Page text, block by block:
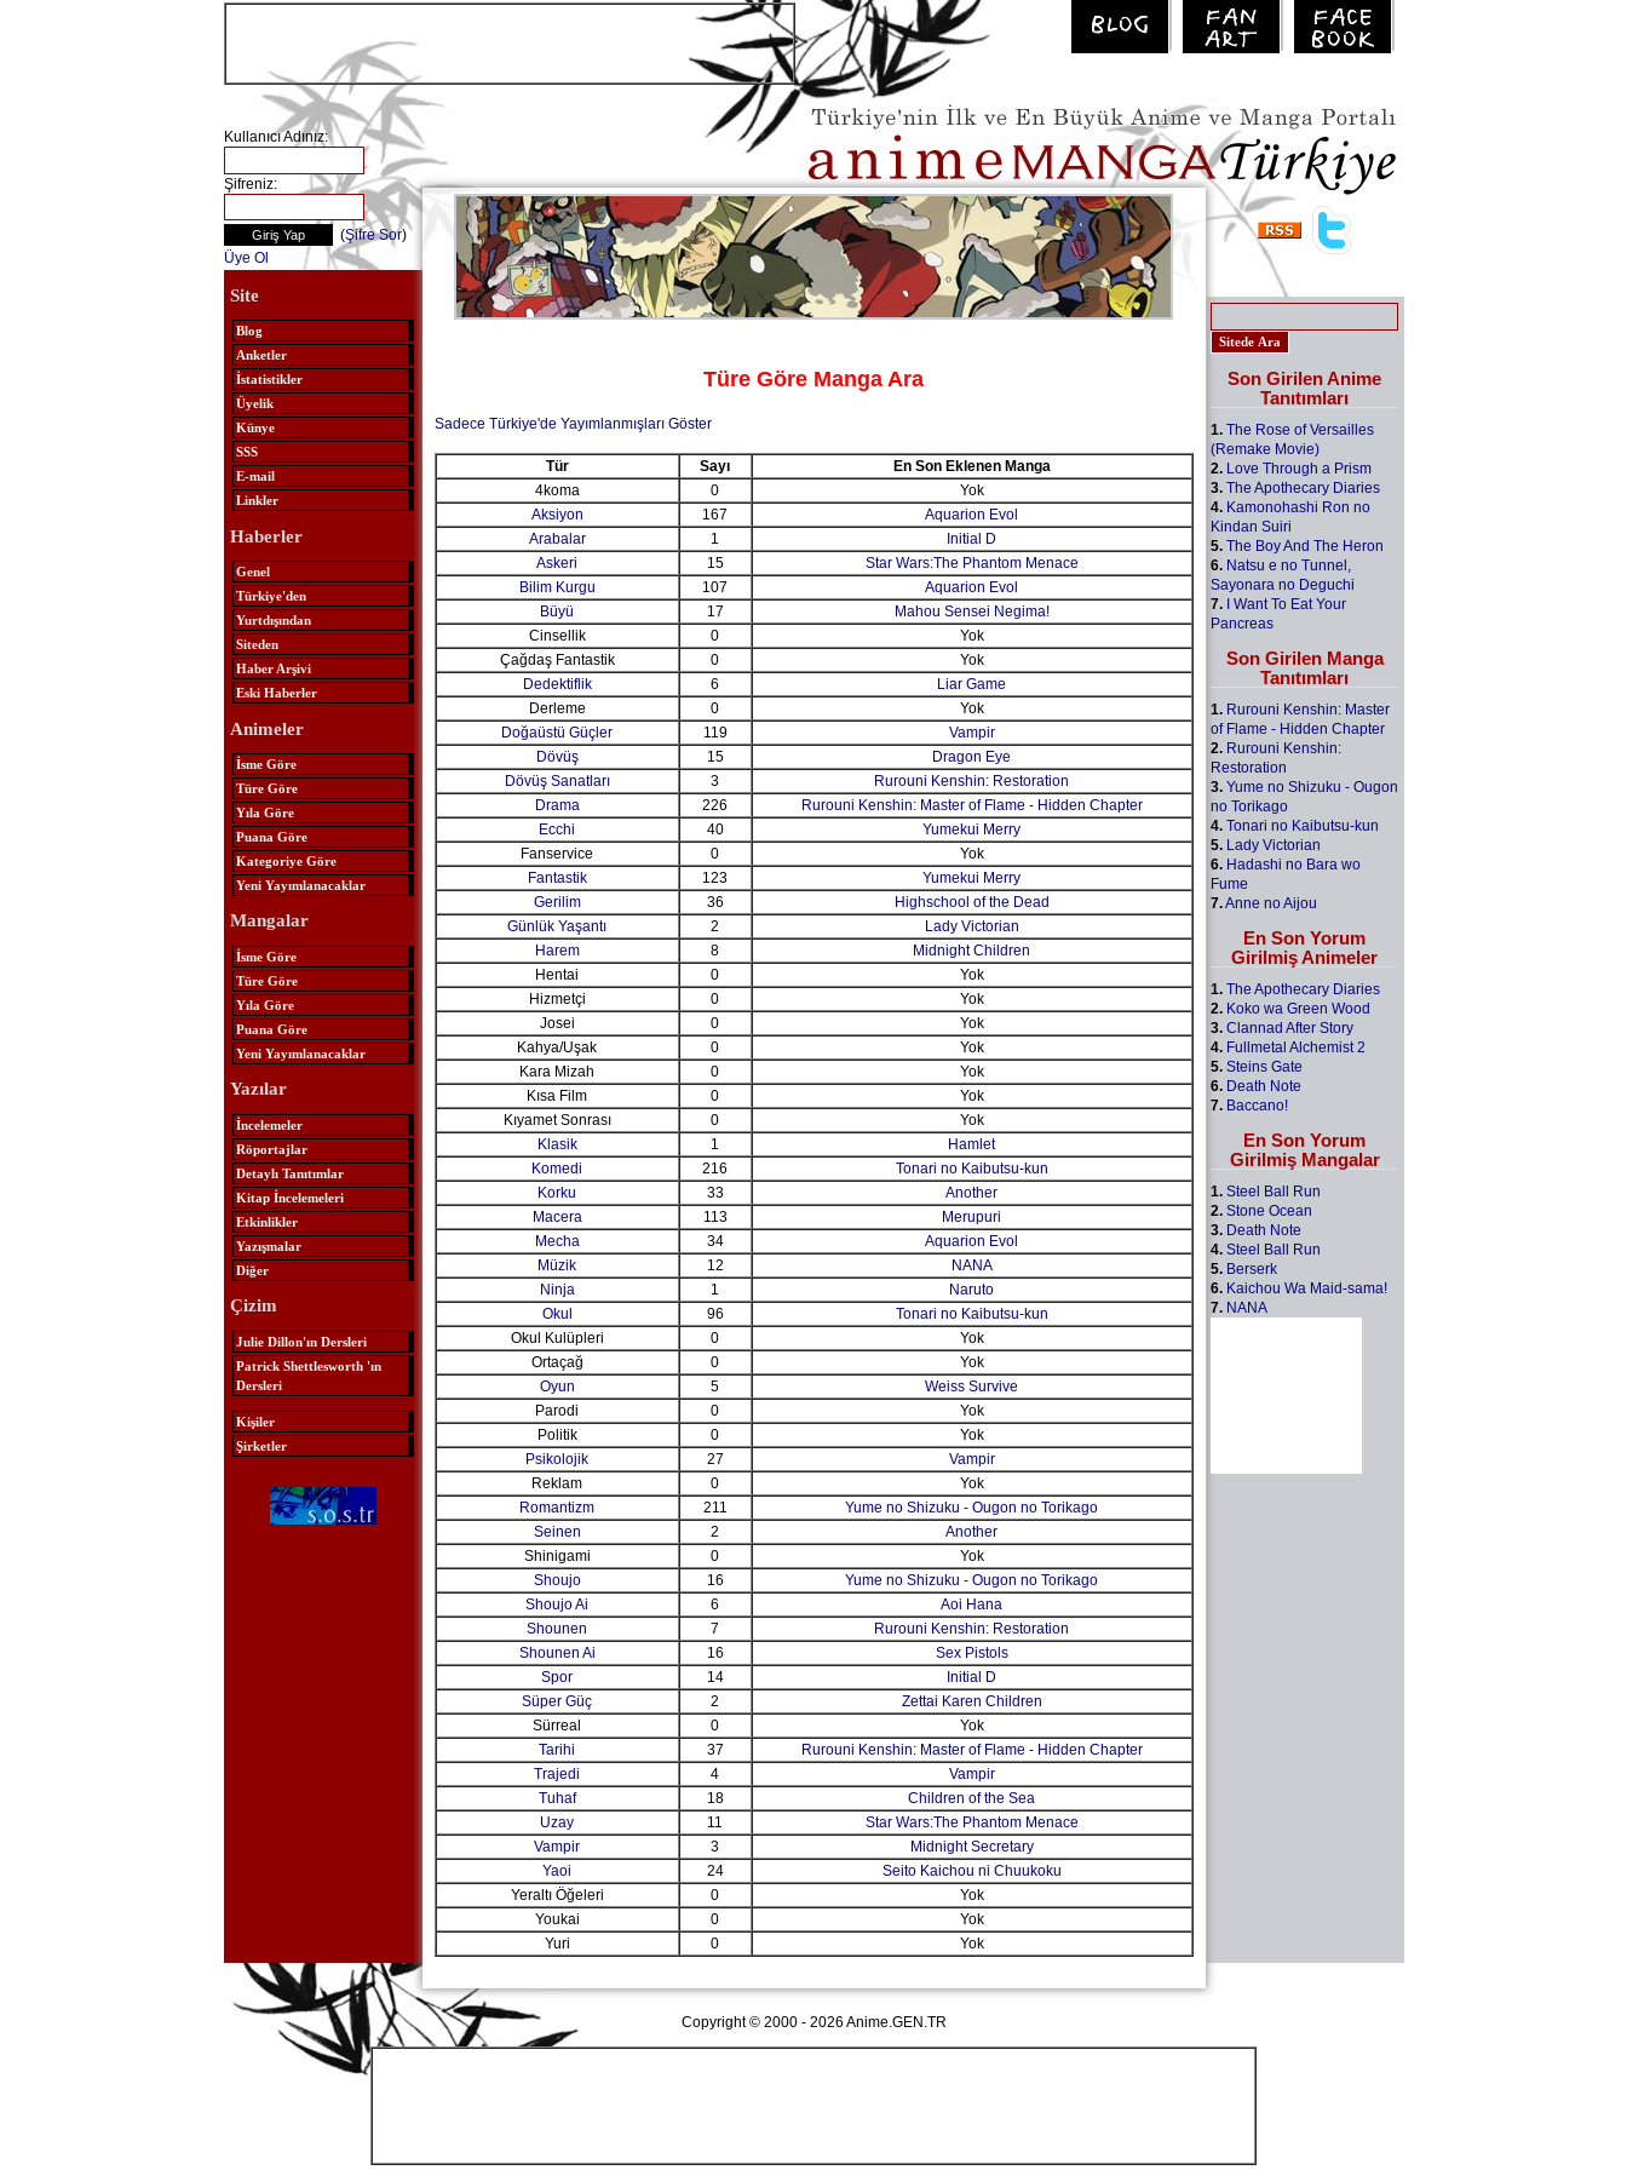
Kullanıcı Adınız:
Şifreniz:
(Şifre Sor)
Üye Ol
Site
Blog
Anketler
İstatistikler
Üyelik
Künye
SSS
E-mail
Linkler
Haberler
Genel
Türkiye'den
Yurtdışından
Siteden
Haber Arşivi
Eski Haberler
Animeler
İsme Göre
Türe Göre
Yıla Göre
Puana Göre
Kategoriye Göre
Yeni Yayımlanacaklar
Mangalar
İsme Göre
Türe Göre
Yıla Göre
Puana Göre
Yeni Yayımlanacaklar
Yazılar
İncelemeler
Röportajlar
Detaylı Tanıtımlar
Kitap İncelemeleri
Etkinlikler
Yazışmalar
Diğer
Çizim
Julie Dillon'ın Dersleri
Patrick Shettlesworth 'ın
Dersleri
Kişiler
Şirketler
Türe Göre Manga Ara
Sadece Türkiye'de Yayımlanmışları Göster
Tür Sayı
En Son Eklenen Manga
4koma
0
Yok
Aksiyon
167
Aquarion Evol
Arabalar
1
Initial D
Askeri
15
Star Wars:The Phantom Menace
Bilim Kurgu
107
Aquarion Evol
Büyü
17
Mahou Sensei Negima!
Cinsellik
0
Yok
Çağdaş Fantastik
0
Yok
Dedektiflik
6
Liar Game
Derleme
0
Yok
Doğaüstü Güçler
119
Vampir
Dövüş
15
Dragon Eye
Dövüş Sanatları
3
Rurouni Kenshin: Restoration
Drama
226
Rurouni Kenshin: Master of Flame - Hidden Chapter
Ecchi
40
Yumekui Merry
Fanservice
0
Yok
Fantastik
123
Yumekui Merry
Gerilim
36
Highschool of the Dead
Günlük Yaşantı
2
Lady Victorian
Harem
8
Midnight Children
Hentai
0
Yok
Hizmetçi
0
Yok
Josei
0
Yok
Kahya/Uşak
0
Yok
Kara Mizah
0
Yok
Kısa Film
0
Yok
Kıyamet Sonrası
0
Yok
Klasik
1
Hamlet
Komedi
216
Tonari no Kaibutsu-kun
Korku
33
Another
Macera
113
Merupuri
Mecha
34
Aquarion Evol
Müzik
12
NANA
Ninja
1
Naruto
Okul
96
Tonari no Kaibutsu-kun
Okul Kulüpleri
0
Yok
Ortaçağ
0
Yok
Oyun
5
Weiss Survive
Parodi
0
Yok
Politik
0
Yok
Psikolojik
27
Vampir
Reklam
0
Yok
Romantizm
211
Yume no Shizuku - Ougon no Torikago
Seinen
2
Another
Shinigami
0
Yok
Shoujo
16
Yume no Shizuku - Ougon no Torikago
Shoujo Ai
6
Aoi Hana
Shounen
7
Rurouni Kenshin: Restoration
Shounen Ai
16
Sex Pistols
Spor
14
Initial D
Süper Güç
2
Zettai Karen Children
Sürreal
0
Yok
Tarihi
37
Rurouni Kenshin: Master of Flame - Hidden Chapter
Trajedi
4
Vampir
Tuhaf
18
Children of the Sea
Uzay
11
Star Wars:The Phantom Menace
Vampir
3
Midnight Secretary
Yaoi
24
Seito Kaichou ni Chuukoku
Yeraltı Öğeleri
0
Yok
Youkai
0
Yok
Yuri
0 Yok
Son Girilen Anime
Tanıtımları
1. The Rose of Versailles
(Remake Movie)
2. Love Through a Prism
3. The Apothecary Diaries
4. Kamonohashi Ron no
Kindan Suiri
5. The Boy And The Heron
6. Natsu e no Tunnel,
Sayonara no Deguchi
7. I Want To Eat Your
Pancreas
Son Girilen Manga
Tanıtımları
1. Rurouni Kenshin: Master
of Flame - Hidden Chapter
2. Rurouni Kenshin:
Restoration
3. Yume no Shizuku - Ougon
no Torikago
4. Tonari no Kaibutsu-kun
5. Lady Victorian
6. Hadashi no Bara wo
Fume
7.Anne no Aijou
En Son Yorum
Girilmiş Animeler
1. The Apothecary Diaries
2. Koko wa Green Wood
3. Clannad After Story
4. Fullmetal Alchemist 2
5. Steins Gate
6. Death Note
7. Baccano!
En Son Yorum
Girilmiş Mangalar
1. Steel Ball Run
2. Stone Ocean
3. Death Note
4. Steel Ball Run
5. Berserk
6. Kaichou Wa Maid-sama!
7. NANA
Copyright © 2000 - 2026 Anime.GEN.TR